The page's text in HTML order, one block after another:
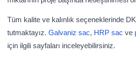
Tüm kalite ve kalınlık seçeneklerinde
tutmaktayız. Galvaniz sac, HRP sac ve
için ilgili sayfaları inceleyebilirsiniz.